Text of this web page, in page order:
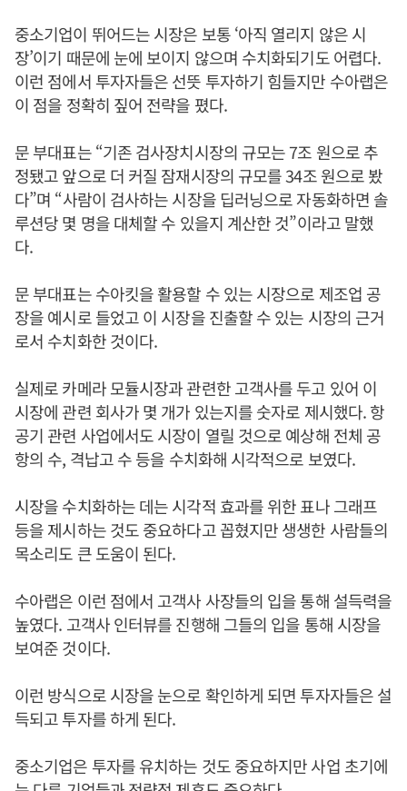
중소기업이 뛰어드는 시장은 보통 ‘아직 열리지 않은 시
장’이기 때문에 눈에 보이지 않으며 수치화되기도 어렵다.
이런 점에서 투자자들은 선뜻 투자하기 힘들지만 수아랩은
이 점을 정확히 짚어 전략을 폈다.
문 부대표는 “기존 검사장치시장의 규모는 7조 원으로 추
정됐고 앞으로 더 커질 잠재시장의 규모를 34조 원으로 봤
다”며 “사람이 검사하는 시장을 딥러닝으로 자동화하면 솔
루션당 몇 명을 대체할 수 있을지 계산한 것”이라고 말했
다.
문 부대표는 수아킷을 활용할 수 있는 시장으로 제조업 공
장을 예시로 들었고 이 시장을 진출할 수 있는 시장의 근거
로서 수치화한 것이다.
실제로 카메라 모듈시장과 관련한 고객사를 두고 있어 이
시장에 관련 회사가 몇 개가 있는지를 숫자로 제시했다. 항
공기 관련 사업에서도 시장이 열릴 것으로 예상해 전체 공
항의 수, 격납고 수 등을 수치화해 시각적으로 보였다.
시장을 수치화하는 데는 시각적 효과를 위한 표나 그래프
등을 제시하는 것도 중요하다고 꼽혔지만 생생한 사람들의
목소리도 큰 도움이 된다.
수아랩은 이런 점에서 고객사 사장들의 입을 통해 설득력을
높였다. 고객사 인터뷰를 진행해 그들의 입을 통해 시장을
보여준 것이다.
이런 방식으로 시장을 눈으로 확인하게 되면 투자자들은 설
득되고 투자를 하게 된다.
중소기업은 투자를 유치하는 것도 중요하지만 사업 초기에